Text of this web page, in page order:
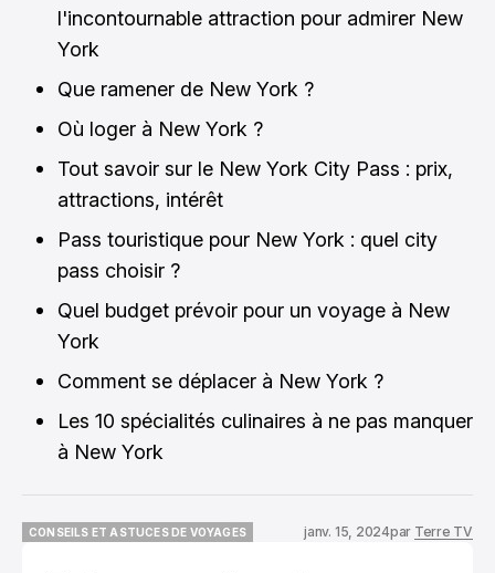
l'incontournable attraction pour admirer New
York
Que ramener de New York ?
Où loger à New York ?
Tout savoir sur le New York City Pass : prix,
attractions, intérêt
Pass touristique pour New York : quel city
pass choisir ?
Quel budget prévoir pour un voyage à New
York
Comment se déplacer à New York ?
Les 10 spécialités culinaires à ne pas manquer
à New York
CONSEILS ET ASTUCES DE VOYAGES
janv. 15, 2024par Terre TV